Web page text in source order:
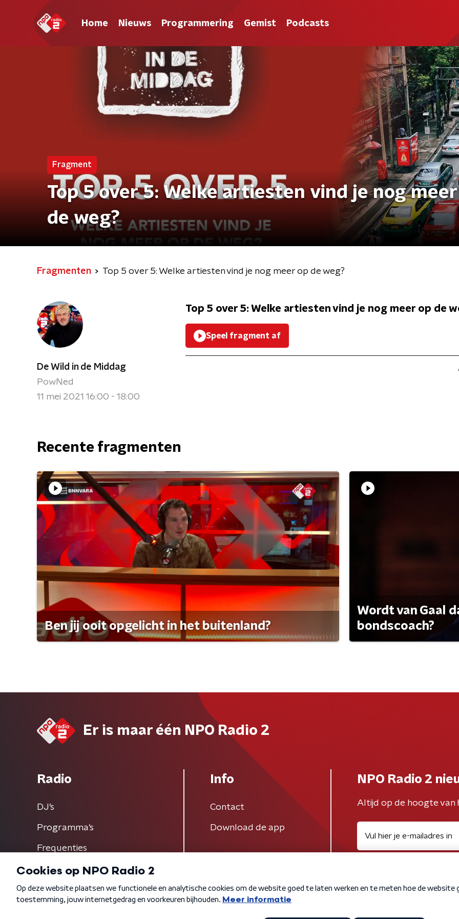
Home Nieuws Programmering Gemist Podcasts
Fragment
Top 5 over 5: Welke artiesten vind je nog
de weg?
Fragmenten Top 5 over 5: Welke artiesten vind je nog meer op de weg?
De Wild in de Middag
PowNed
11 mei 2021 16:00 - 18:00
Top 5 over 5: Welke artiesten vind je nog meer op de
Speel fragment af
Recente fragmenten
Ben jij ooit opgelicht in het buitenland?
Wordt van Gaal
bondscoach?
Er is maar één NPO Radio 2
Radio
DJ’s
Programma's
Frequenties
Info
Contact
Download de app
NPO Radio 2
Altijd op de hoogte van
Algemene voorwaarden Privacybeleid